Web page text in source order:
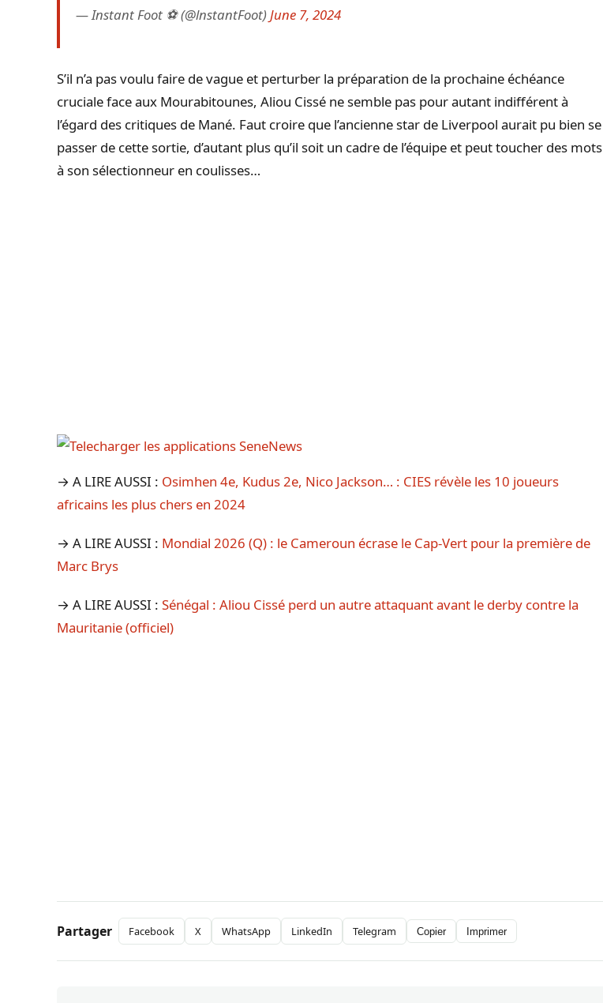
— Instant Foot ⚽️ (@lnstantFoot)June 7, 2024
S’il n’a pas voulu faire de vague et perturber la préparation de la prochaine échéance
cruciale face aux Mourabitounes, Aliou Cissé ne semble pas pour autant indifférent à
l’égard des critiques de Mané. Faut croire que l’ancienne star de Liverpool aurait pu bien se
passer de cette sortie, d’autant plus qu’il soit un cadre de l’équipe et peut toucher des mots
à son sélectionneur en coulisses…
→ A LIRE AUSSI : Osimhen 4e, Kudus 2e, Nico Jackson… : CIES révèle les 10 joueurs
africains les plus chers en 2024
→ A LIRE AUSSI : Mondial 2026 (Q) : le Cameroun écrase le Cap-Vert pour la première de
Marc Brys
→ A LIRE AUSSI : Sénégal : Aliou Cissé perd un autre attaquant avant le derby contre la
Mauritanie (officiel)
Partager Facebook X WhatsApp LinkedIn Telegram Copier Imprimer